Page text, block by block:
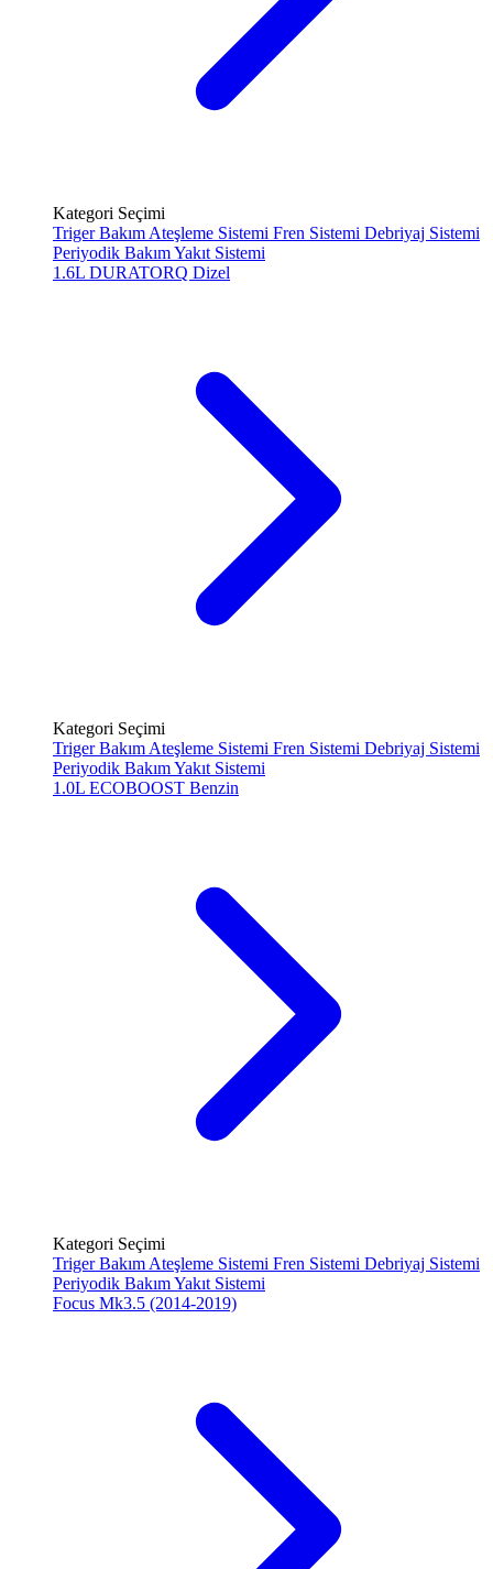
Kategori Seçimi
Triger Bakım Ateşleme Sistemi Fren Sistemi Debriyaj Sistemi
Periyodik BakımYakıt Sistemi
1.6L DURATORQ Dizel
Kategori Seçimi
Triger Bakım Ateşleme Sistemi Fren Sistemi Debriyaj Sistemi
Periyodik BakımYakıt Sistemi
1.0L ECOBOOST Benzin
Kategori Seçimi
Triger Bakım Ateşleme Sistemi Fren Sistemi Debriyaj Sistemi
Periyodik BakımYakıt Sistemi
Focus Mk3.5 (2014-2019)